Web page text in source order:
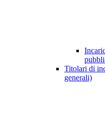
Titolari di
generali)